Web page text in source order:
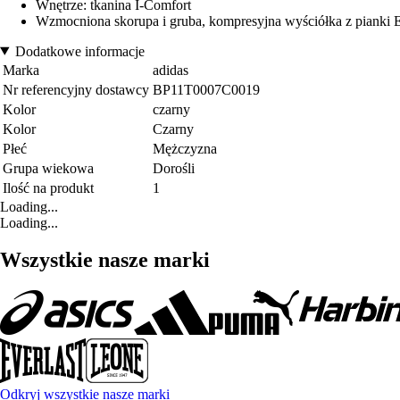
Wnętrze: tkanina I-Comfort
Wzmocniona skorupa i gruba, kompresyjna wyściółka z pianki
Dodatkowe informacje
Marka
adidas
Nr referencyjny dostawcy BP11T0007C0019
Kolor
czarny
Kolor
Czarny
Płeć
Mężczyzna
Grupa wiekowa
Dorośli
Ilość na produkt
1
Loading...
Loading...
Wszystkie nasze marki
Odkryj wszystkie nasze marki